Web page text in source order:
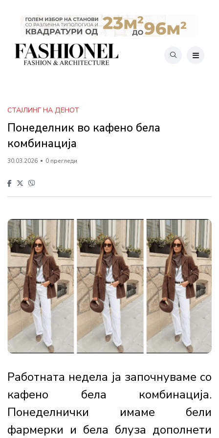
СТАЈЛИНГ НА ДЕНОТ
Понеделник во кафено бела
комбинација
30.03.2026 0 прегледи
Работната недела ја започнуваме со
кафено бела комбинација.
Понеделнички имаме бели
фармерки и бела блуза дополнети